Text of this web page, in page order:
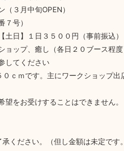
３月中旬OPEN）
号）
日】１日３５００円（事前振込）
ップ、癒し（各日２０ブース程度
してください
ｃｍです。主にワークショップ
をお受けすることはできません。
ください。（但し金額は未定です